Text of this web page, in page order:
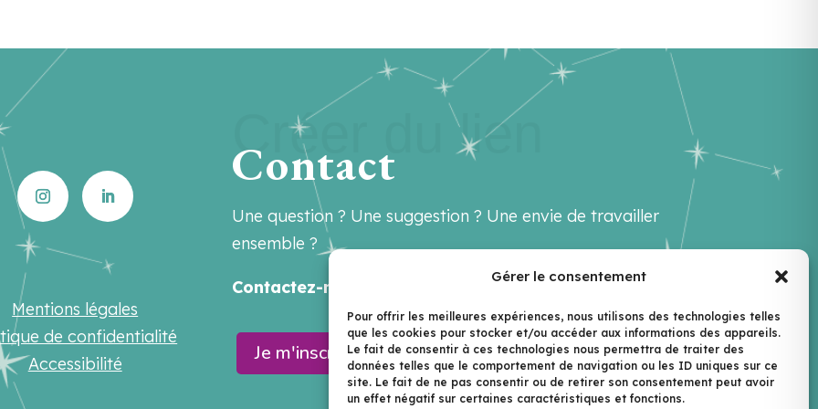
Gérer le consentement
Pour offrir les meilleures expériences, nous utilisons des technologies telles
que les cookies pour stocker et/ou accéder aux informations des appareils.
Le fait de consentir à ces technologies nous permettra de traiter des
données telles que le comportement de navigation ou les ID uniques sur ce
site. Le fait de ne pas consentir ou de retirer son consentement peut avoir
un effet négatif sur certaines caractéristiques et fonctions.
Mentions légales
de confidentialité
Accessibilité
Créer du lien
Contact
Une question ? Une suggestion ? Une envie de travailler
ensemble ?
Contactez-nous sur hello@lenextlevel.org
Je m'inscris à la newsletter